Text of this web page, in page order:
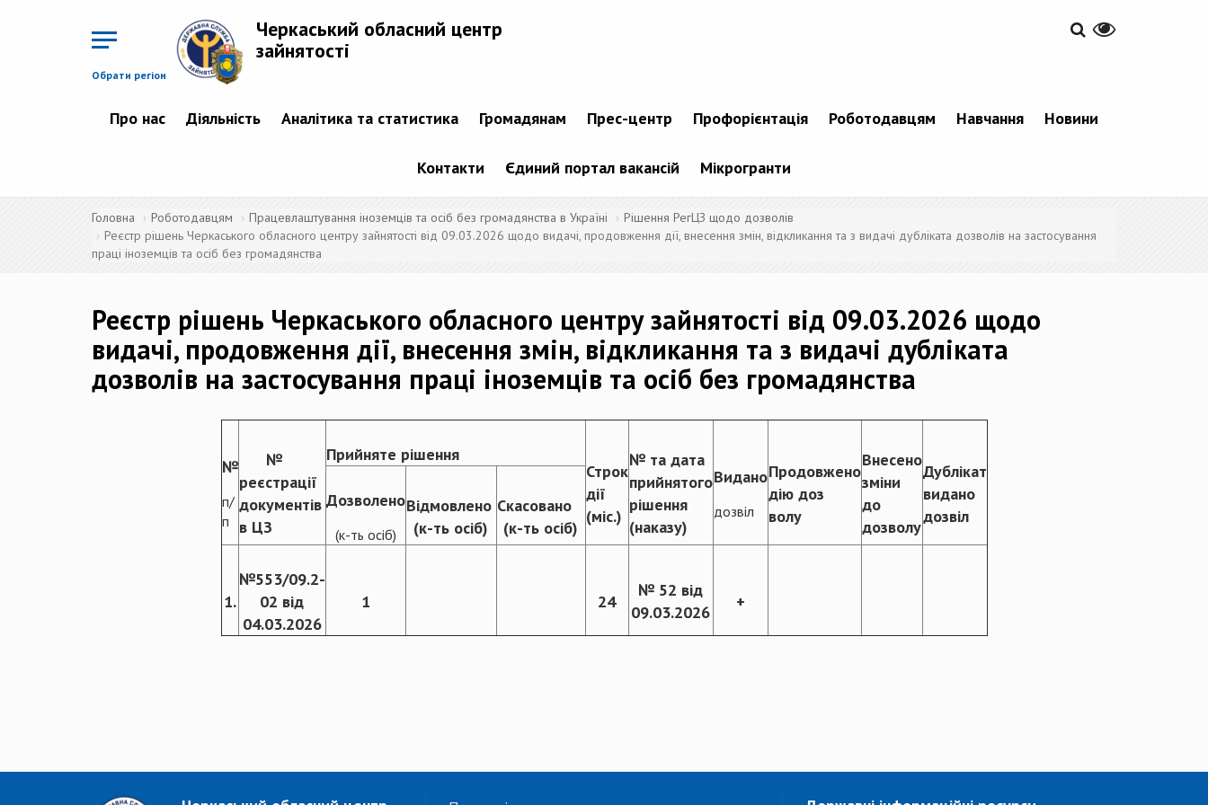
Обрати регіон
Черкаський обласний центр
зайнятості
Про нас Діяльність Аналітика та статистика Громадянам Прес-центр Профорієнтація Роботодавцям Навчання Новини
Контакти Єдиний портал вакансій Мікрогранти
Головна Роботодавцям Працевлаштування іноземців та осіб без громадянства в Україні
Рішення РегЦЗ щодо дозволів
Реєстр рішень Черкаського обласного центру зайнятості від 09.03.2026 щодо видачі, продовження дії, внесення змін, відкликання та з видачі дубліката дозволів на застосування
праці іноземців та осіб без громадянства
Реєстр рішень Черкаського обласного центру зайнятості від 09.03.2026 щодо
видачі, продовження дії, внесення змін, відкликання та з видачі дубліката
дозволів на застосування праці іноземців та осіб без громадянства
№
п/
п
№
реєстрації
документів
в ЦЗ
Прийняте рішення
Строк
дії
(міс.)
№ та дата
прийнятого
рішення
(наказу)
Видано
дозвіл
Продовжено
дію доз
волу
Внесено
зміни
до
дозволу
Дублікат
видано
дозвіл
Дозволено
(к-ть осіб)
Відмовлено
(к-ть осіб)
Скасовано
(к-ть осіб)
1.
№553/09.2-
02 від
04.03.2026
1 24
№ 52 від
09.03.2026
+